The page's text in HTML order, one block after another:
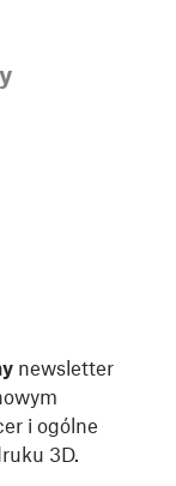
newsletter
i ogólne
3D.